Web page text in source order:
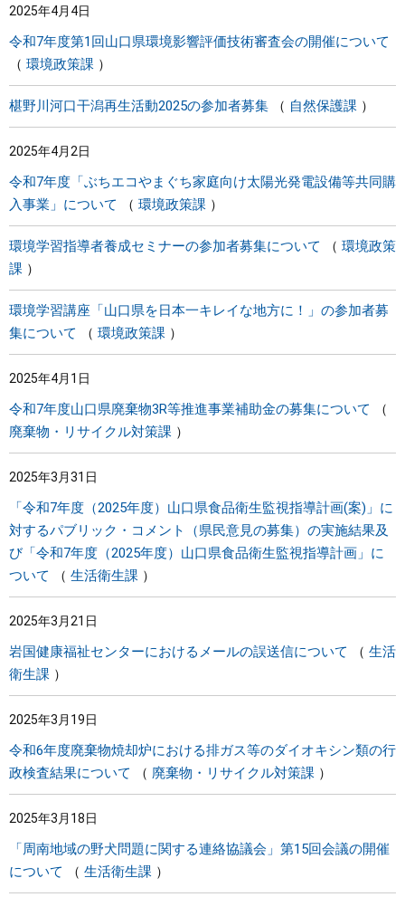
2025年4月4日
令和7年度第1回山口県環境影響評価技術審査会の開催について
環境政策課
椹野川河口干潟再生活動2025の参加者募集 自然保護課
2025年4月2日
令和7年度「ぶちエコやまぐち家庭向け太陽光発電設備等共同購
入事業」について
環境政策課
環境学習指導者養成セミナーの参加者募集について
環境政策
課
環境学習講座「山口県を日本一キレイな地方に！」の参加者募
集について
環境政策課
2025年4月1日
令和7年度山口県廃棄物3R等推進事業補助金の募集について
廃棄物・リサイクル対策課
2025年3月31日
「令和7年度（2025年度）山口県食品衛生監視指導計画(案)」に
対するパブリック・コメント（県民意見の募集）の実施結果及
び「令和7年度（2025年度）山口県食品衛生監視指導計画」に
ついて
生活衛生課
2025年3月21日
岩国健康福祉センターにおけるメールの誤送信について
生活
衛生課
2025年3月19日
令和6年度廃棄物焼却炉における排ガス等のダイオキシン類の行
政検査結果について
廃棄物・リサイクル対策課
2025年3月18日
「周南地域の野犬問題に関する連絡協議会」第15回会議の開催
について
生活衛生課